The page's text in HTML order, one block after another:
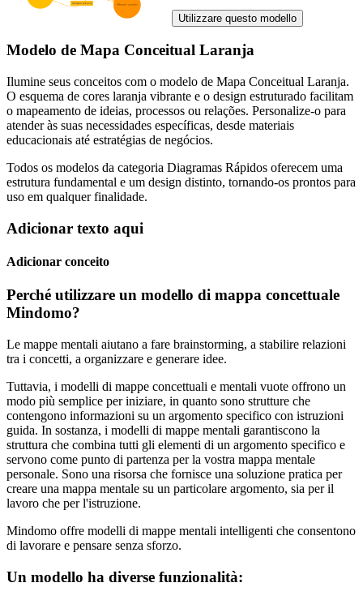
Utilizzare questo modello
Modelo de Mapa Conceitual Laranja
Ilumine seus conceitos com o modelo de Mapa Conceitual Laranja.
O esquema de cores laranja vibrante e o design estruturado facilitam
o mapeamento de ideias, processos ou relações. Personalize-o para
atender às suas necessidades específicas, desde materiais
educacionais até estratégias de negócios.
Todos os modelos da categoria Diagramas Rápidos oferecem uma
estrutura fundamental e um design distinto, tornando-os prontos para
uso em qualquer finalidade.
Adicionar texto aqui
Adicionar conceito
Perché utilizzare un modello di mappa concettuale
Mindomo?
Le mappe mentali aiutano a fare brainstorming, a stabilire relazioni
tra i concetti, a organizzare e generare idee.
Tuttavia, i modelli di mappe concettuali e mentali vuote offrono un
modo più semplice per iniziare, in quanto sono strutture che
contengono informazioni su un argomento specifico con istruzioni
guida. In sostanza, i modelli di mappe mentali garantiscono la
struttura che combina tutti gli elementi di un argomento specifico e
servono come punto di partenza per la vostra mappa mentale
personale. Sono una risorsa che fornisce una soluzione pratica per
creare una mappa mentale su un particolare argomento, sia per il
lavoro che per l'istruzione.
Mindomo offre modelli di mappe mentali intelligenti che consentono
di lavorare e pensare senza sforzo.
Un modello ha diverse funzionalità: